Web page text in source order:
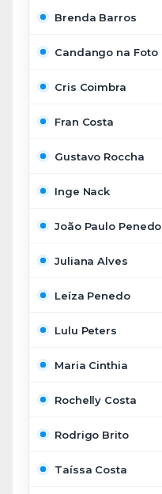
Brenda Barros
Candango na Foto
Cris Coimbra
Fran Costa
Gustavo Roccha
Inge Nack
João Paulo Penedo
Juliana Alves
Leíza Penedo
Lulu Peters
Maria Cinthia
Rochelly Costa
Rodrigo Brito
Taíssa Costa